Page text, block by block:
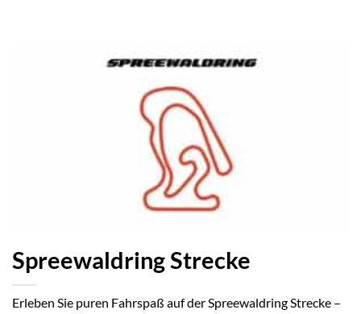
Spreewaldring Strecke
Erleben Sie puren Fahrspaß auf der Spreewaldring Strecke –